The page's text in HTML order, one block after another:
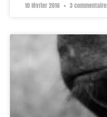
10 février 2016 3